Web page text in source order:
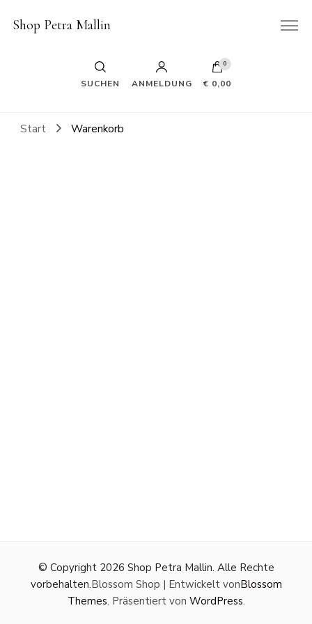
Shop Petra Mallin
SUCHEN ANMELDUNG
0
€ 0,00
Start Warenkorb
© Copyright 2026 Shop Petra Mallin. Alle Rechte
vorbehalten.Blossom Shop | Entwickelt vonBlossom
Themes. Präsentiert von WordPress.